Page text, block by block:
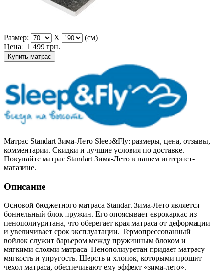
Размер: X
(см)
Цена: 1 499 грн.
Купить матрас
Матрас Standart Зима-Лето Sleep&Fly: размеры, цена, отзывы,
комментарии. Скидки и лучшие условия по доставке.
Покупайте матрас Standart Зима-Лето в нашем интернет-
магазине.
Описание
Основой бюджетного матраса Standart Зима-Лето является
боннельный блок пружин. Его опоясывает еврокаркас из
пенополиуритана, что оберегает края матраса от деформации
и увеличивает срок эксплуатации. Термопрессованный
войлок служит барьером между пружинным блоком и
мягкими слоями матраса. Пенополиуретан придает матрасу
мягкость и упругость. Шерсть и хлопок, которыми прошит
чехол матраса, обеспечивают ему эффект «зима-лето».